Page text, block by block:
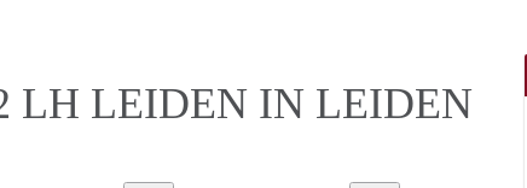
LH LEIDEN IN LEIDEN